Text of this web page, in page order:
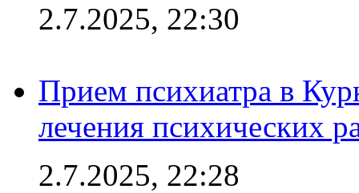
2.7.2025, 22:30
Прием психиатра в
лечения психических
2.7.2025, 22:28